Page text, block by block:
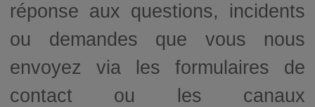
réponse aux questions, incidents
ou demandes que vous nous
envoyez via les formulaires de
contact ou les canaux